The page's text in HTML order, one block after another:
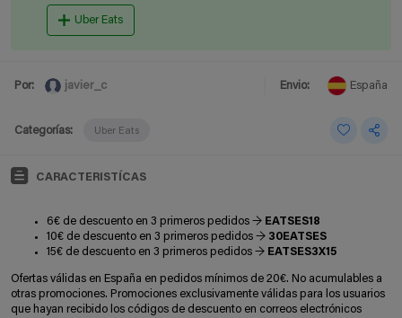
Uber Eats
Por: javier_c Envio: España
Categorías: Uber Eats
CARACTERISTÍCAS
6€ de descuento en 3 primeros pedidos → EATSES18
10€ de descuento en 3 primeros pedidos → 30EATSES
15€ de descuento en 3 primeros pedidos → EATSES3X15
Ofertas válidas en España en pedidos mínimos de 20€. No acumulables a
otras promociones. Promociones exclusivamente válidas para los usuarios
que hayan recibido los códigos de descuento en correos electrónicos